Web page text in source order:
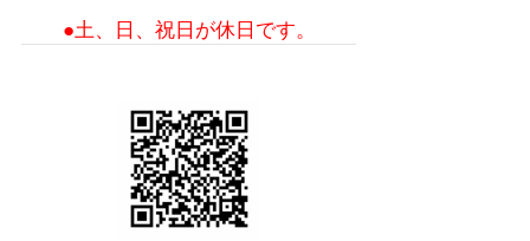
●土、日、祝日が休日です。